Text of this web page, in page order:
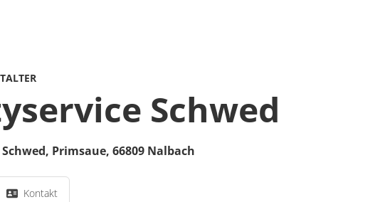
Schwed
Primsaue, 66809 Nalbach
Kontakt